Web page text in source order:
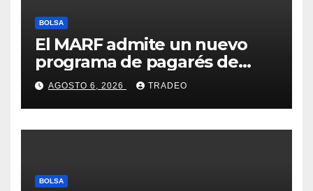
BOLSA
El MARF admite un nuevo
programa de pagarés de
Seresco por 20 millones de
euros
AGOSTO 6, 2026 TRADEO
BOLSA